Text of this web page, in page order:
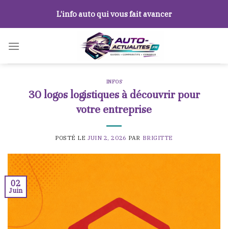
content
L’info auto qui vous fait avancer
INFOS
30 logos logistiques à découvrir pour
votre entreprise
POSTÉ LE JUIN 2, 2026 PAR BRIGITTE
02
Juin